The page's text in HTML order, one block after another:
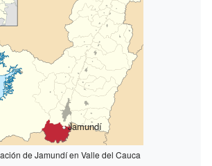
Jamundí
de Jamundí en Valle del Cauca